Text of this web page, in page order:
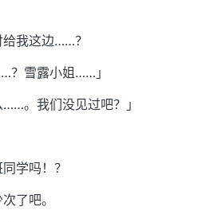
我这边……？
？雪露小姐……」
……。我们没见过吧？」
学吗！？
了吧。